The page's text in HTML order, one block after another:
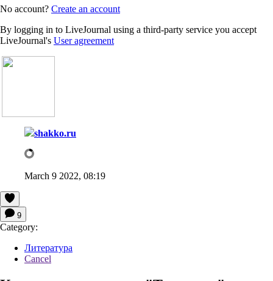
No account? Create an account
By logging in to LiveJournal using a third-party service you accept
LiveJournal's User agreement
shakko.ru
March 9 2022, 08:19
9
Category:
Литература
Cancel